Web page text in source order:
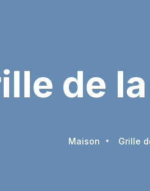
de
Maison Grille